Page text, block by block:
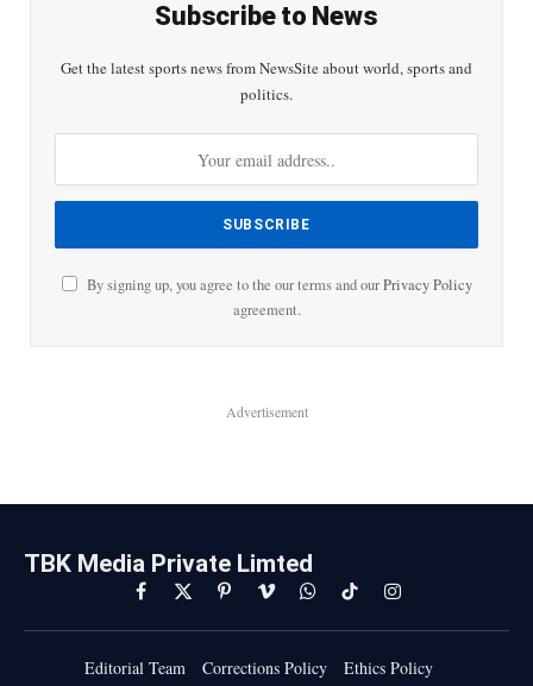
Subscribe to News
Get the latest sports news from NewsSite about world, sports and
politics.
By signing up, you agree to the our terms and ourPrivacy Policy
agreement.
Advertisement
TBK Media Private Limted
Facebook
X
(Twitter)
PinterestVimeoWhatsAppTikTokInstagram
Editorial Team Corrections Policy
Ethics Policy